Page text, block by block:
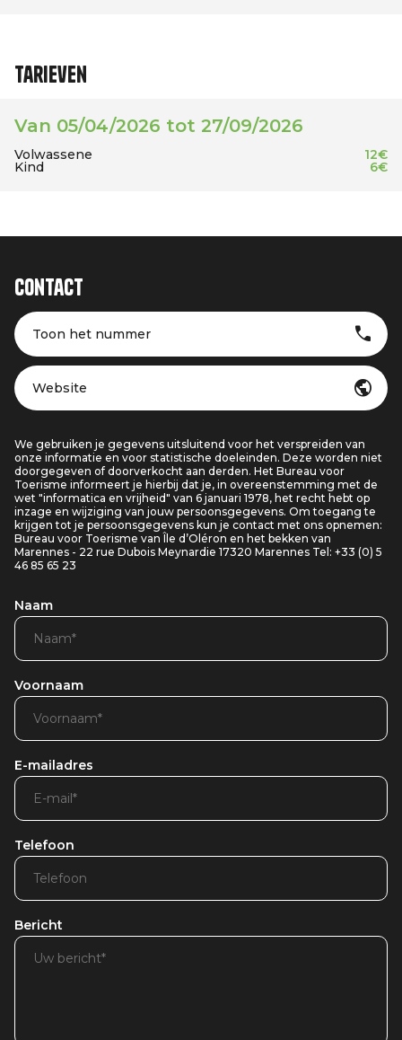
Tarieven
Van 05/04/2026 tot 27/09/2026
Volwassene 12€
Kind 6€
Contact
Toon het nummer
Website
We gebruiken je gegevens uitsluitend voor het verspreiden van
onze informatie en voor statistische doeleinden. Deze worden niet
doorgegeven of doorverkocht aan derden. Het Bureau voor
Toerisme informeert je hierbij dat je, in overeenstemming met de
wet "informatica en vrijheid" van 6 januari 1978, het recht hebt op
inzage en wijziging van jouw persoonsgegevens. Om toegang te
krijgen tot je persoonsgegevens kun je contact met ons opnemen:
Bureau voor Toerisme van Île d’Oléron en het bekken van
Marennes - 22 rue Dubois Meynardie 17320 Marennes Tel: +33 (0) 5
46 85 65 23
Naam
Voornaam
E-mailadres
Telefoon
Bericht